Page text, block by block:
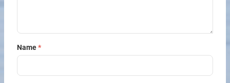
Name*